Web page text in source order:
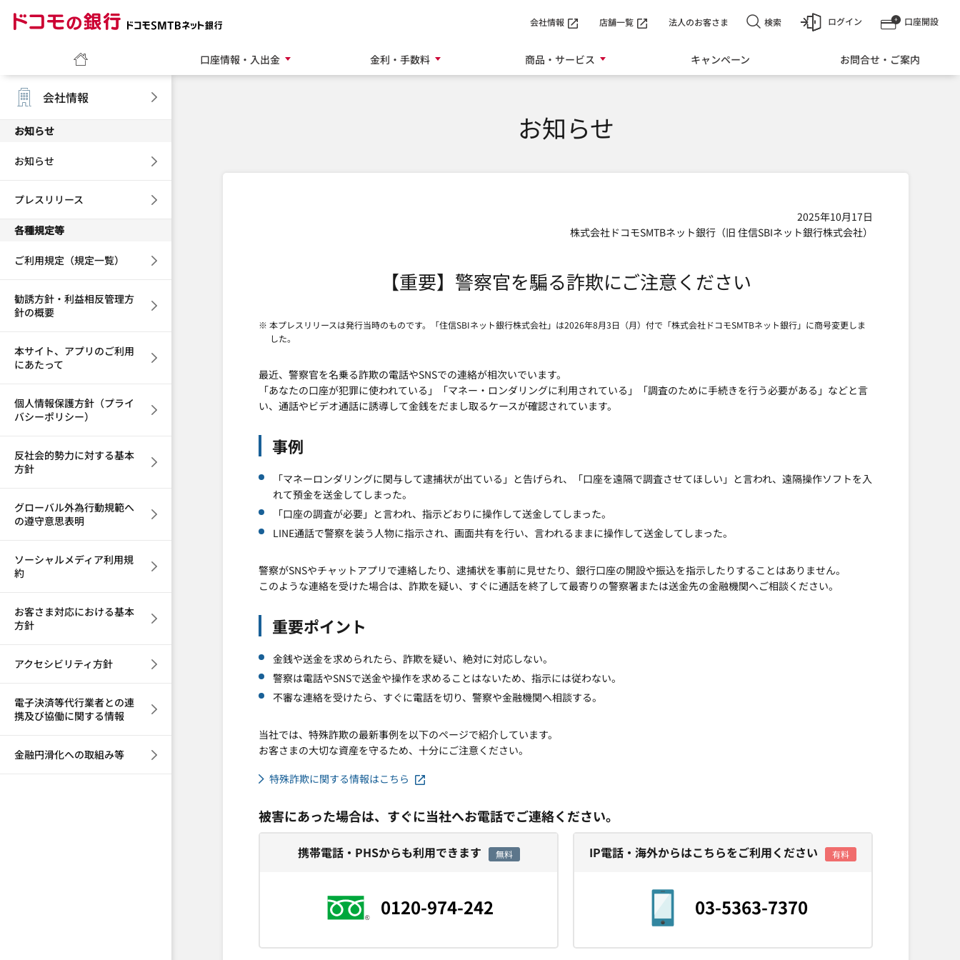
口座開設
ログイン
口座情報・入出金 金利・手数料 商品・サービス キャンペーン お問合せ・ご案内
会社情報 店舗一覧 法人のお客さま 検索
お知らせ
2025年10月17日
株式会社ドコモSMTBネット銀行（旧 住信SBIネット銀行株式会社）
【重要】警察官を騙る詐欺にご注意ください
※ 本プレスリリースは発行当時のものです。「住信SBIネット銀行株式会社」は2026年8月3日（月）付で「株式会社ドコモSMTBネット銀行」に商号変更しま
した。
最近、警察官を名乗る詐欺の電話やSNSでの連絡が相次いでいます。
「あなたの口座が犯罪に使われている」「マネー・ロンダリングに利用されている」「調査のために手続きを行う必要がある」などと言
い、通話やビデオ通話に誘導して金銭をだまし取るケースが確認されています。
事例
「マネーロンダリングに関与して逮捕状が出ている」と告げられ、「口座を遠隔で調査させてほしい」と言われ、遠隔操作ソフトを入
れて預金を送金してしまった。
「口座の調査が必要」と言われ、指示どおりに操作して送金してしまった。
LINE通話で警察を装う人物に指示され、画面共有を行い、言われるままに操作して送金してしまった。
警察がSNSやチャットアプリで連絡したり、逮捕状を事前に見せたり、銀行口座の開設や振込を指示したりすることはありません。
このような連絡を受けた場合は、詐欺を疑い、すぐに通話を終了して最寄りの警察署または送金先の金融機関へご相談ください。
重要ポイント
金銭や送金を求められたら、詐欺を疑い、絶対に対応しない。
警察は電話やSNSで送金や操作を求めることはないため、指示には従わない。
不審な連絡を受けたら、すぐに電話を切り、警察や金融機関へ相談する。
当社では、特殊詐欺の最新事例を以下のページで紹介しています。
お客さまの大切な資産を守るため、十分にご注意ください。
特殊詐欺に関する情報はこちら
被害にあった場合は、すぐに当社へお電話でご連絡ください。
携帯電話・PHSからも利用できます 無料
0120-974-242
IP電話・海外からはこちらをご利用ください 有料
03-5363-7370
会社情報
お知らせ
お知らせ
プレスリリース
各種規定等
ご利用規定（規定一覧）
勧誘方針・利益相反管理方
針の概要
本サイト、アプリのご利用
にあたって
個人情報保護方針（プライ
バシーポリシー）
反社会的勢力に対する基本
方針
グローバル外為行動規範へ
の遵守意思表明
ソーシャルメディア利用規
約
お客さま対応における基本
方針
アクセシビリティ方針
電子決済等代行業者との連
携及び協働に関する情報
金融円滑化への取組み等